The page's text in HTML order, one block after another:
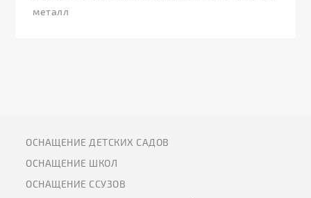
металл
ОСНАЩЕНИЕ ДЕТСКИХ САДОВ
ОСНАЩЕНИЕ ШКОЛ
ОСНАЩЕНИЕ ССУЗОВ